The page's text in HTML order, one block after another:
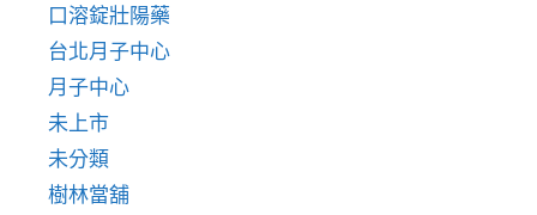
口溶錠壯陽藥
台北月子中心
月子中心
未上市
未分類
樹林當舖